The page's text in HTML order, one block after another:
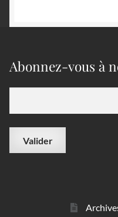
Abonnez-vous à